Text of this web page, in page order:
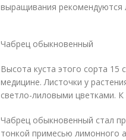
выращивания рекомендуются
Чабрец обыкновенный
Высота куста этого сорта
медицине. Листочки у
светло-лиловыми цветками.
Чабрец обыкновенный стал
тонкой примесью лимонного